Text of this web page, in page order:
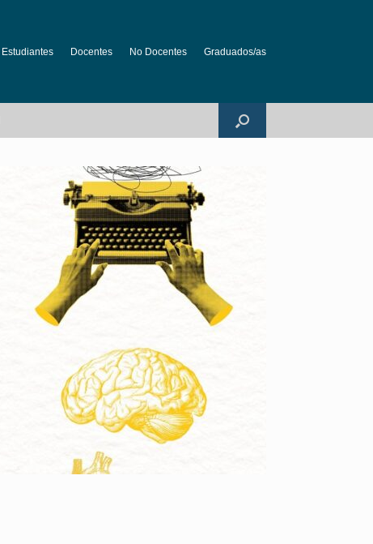
Estudiantes Docentes No Docentes Graduados/as